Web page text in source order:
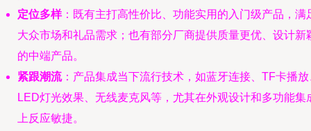
定位多样：既有主打高性价比、功能实用的入门级产品，满
大众市场和礼品需求；也有部分厂商提供质量更优、设计新
的中端产品。
紧跟潮流：产品集成当下流行技术，如蓝牙连接、TF卡播放
LED灯光效果、无线麦克风等，尤其在外观设计和多功能集
上反应敏捷。